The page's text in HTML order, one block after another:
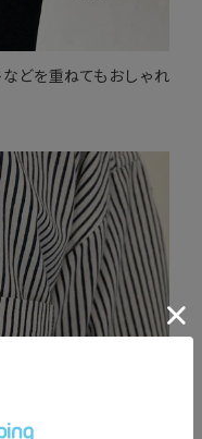
どを重ねてもおしゃれ